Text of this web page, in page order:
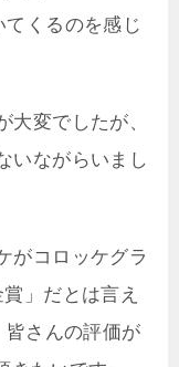
くるのを感じ
変でしたが、
いながらいまし
がコロッケグラ
」だとは言え
さんの評価が